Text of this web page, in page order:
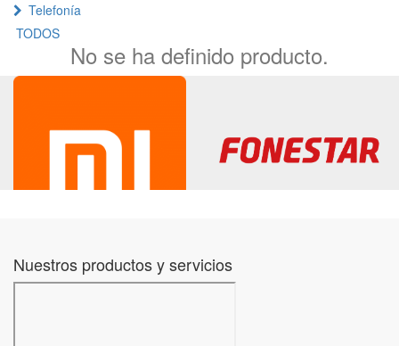
Telefonía
TODOS
No se ha definido producto.
Nuestros productos y servicios